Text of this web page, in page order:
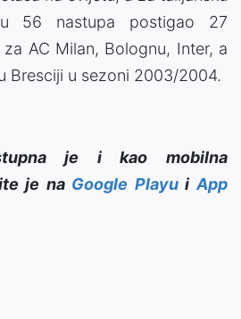
56 nastupa postigao 27
AC Milan, Bolognu, Inter, a
Bresciji u sezoni 2003/2004.
je i kao mobilna
je na Google PlayuiApp